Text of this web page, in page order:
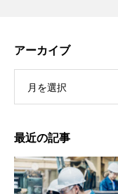
アーカイブ
月を選択
最近の記事